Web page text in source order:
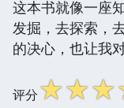
这本书就像一座
发掘，去探索，
的决心，也让我
评分☆☆☆